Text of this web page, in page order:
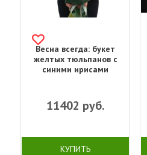
Весна всегда: букет
желтых тюльпанов с
синими ирисами
11402 руб.
КУПИТЬ